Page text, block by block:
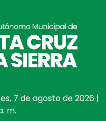
7 de agosto de 2026 |
m.